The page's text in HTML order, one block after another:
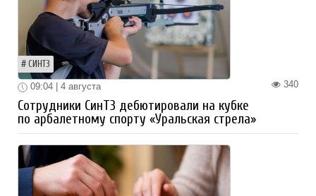
СИНТЗ
340
09:04 | 4 августа
Сотрудники СинТЗ дебютировали на кубке
по арбалетному спорту «Уральская стрела»